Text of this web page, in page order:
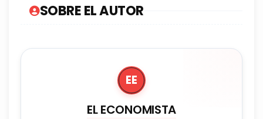
SOBRE EL AUTOR
EE
EL ECONOMISTA